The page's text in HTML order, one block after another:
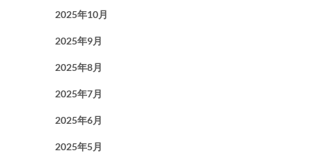
2025年10月
2025年9月
2025年8月
2025年7月
2025年6月
2025年5月